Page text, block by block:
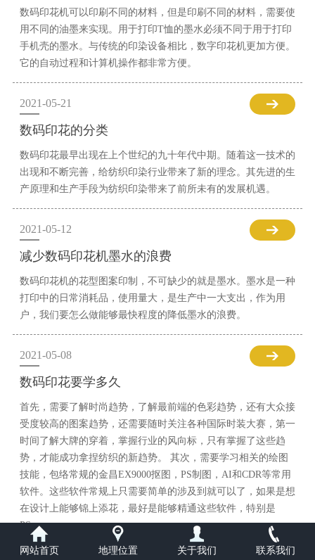
数码印花机可以印刷不同的材料，但是印刷不同的材料，需要使
用不同的油墨来实现。用于打印T恤的墨水必须不同于用于打印
手机壳的墨水。与传统的印染设备相比，数字印花机更加方便。
它的自动过程和计算机操作都非常方便。
2021-05-21
数码印花的分类
数码印花最早出现在上个世纪的九十年代中期。随着这一技术的
出现和不断完善，给纺织印染行业带来了新的理念。其先进的生
产原理和生产手段为纺织印染带来了前所未有的发展机遇。
2021-05-12
减少数码印花机墨水的浪费
数码印花机的花型图案印制，不可缺少的就是墨水。墨水是一种
打印中的日常消耗品，使用量大，是生产中一大支出，作为用
户，我们要怎么做能够最快程度的降低墨水的浪费。
2021-05-08
数码印花要学多久
首先，需要了解时尚趋势，了解最前端的色彩趋势，还有大众接
受度较高的图案趋势，还需要随时关注各种国际时装大赛，第一
时间了解大牌的穿着，掌握行业的风向标，只有掌握了这些趋
势，才能成功拿捏纺织的新趋势。 其次，需要学习相关的绘图
技能，包络常规的金昌EX9000抠图，PS制图，AI和CDR等常用
软件。这些软件常规上只需要简单的涉及到就可以了，如果是想
在设计上能够锦上添花，最好是能够精通这些软件，特别是
PS。
网站首页 地理位置 关于我们 联系我们